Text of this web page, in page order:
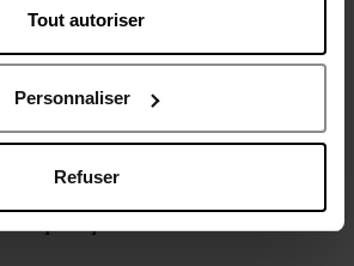
Tout autoriser
Personnaliser
Refuser
quelque chose ?